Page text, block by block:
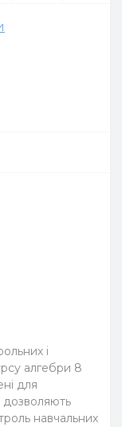
і
алгебри 8
для
дозволяють
навчальних